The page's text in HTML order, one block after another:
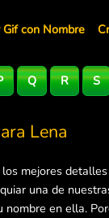
con Nombre
Q R S
Lena
mejores
una de
en ella.